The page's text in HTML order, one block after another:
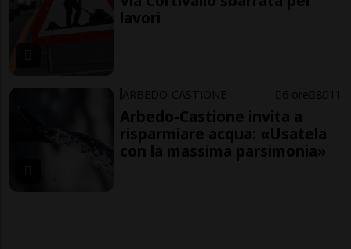
lavori
ARBEDO-CASTIONE 6 ore 8 11
Arbedo-Castione invita a
risparmiare acqua: «Usatela
con la massima parsimonia»